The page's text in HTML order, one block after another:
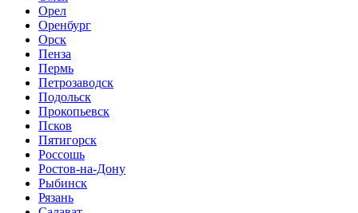
Орел
Оренбург
Орск
Пенза
Пермь
Петрозаводск
Подольск
Прокопьевск
Псков
Пятигорск
Россошь
Ростов-на-Дону
Рыбинск
Рязань